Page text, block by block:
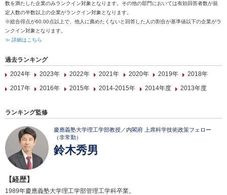
数を満たした企業のみランクイン対象となります。その他の部門においては有効回答者数が規
定人数の半数以上の企業がランクイン対象となります。
※総合得点が60.00点以上で、他人に薦めたくないと回答した人の割合が基準値以下の企業がラ
ンクイン対象となります。
≫ 詳細はこちら
過去ランキング
2024年
2023年 2022年 2021年 2020年 2019年
2018年
2017年
2016年 2015年 2014-2015年 2014年度 2013年度
ランキング監修
慶應義塾大学理工学部教授／内閣府 上席科学技術政策フェロー
（非常勤）
鈴木秀男
【経歴】
1989年慶應義塾大学理工学部管理工学科卒業。